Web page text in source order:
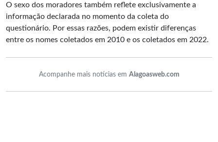
O sexo dos moradores também reflete exclusivamente a
informação declarada no momento da coleta do
questionário. Por essas razões, podem existir diferenças
entre os nomes coletados em 2010 e os coletados em 2022.
Acompanhe mais notícias em Alagoasweb.com